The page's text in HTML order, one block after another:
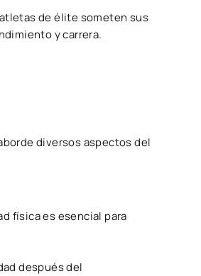
de élite someten sus
y carrera.
diversos aspectos del
física es esencial para
después del